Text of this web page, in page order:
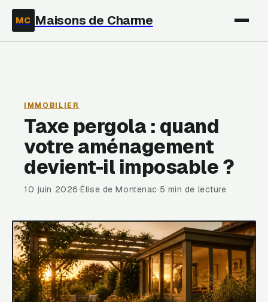
MC Maisons de Charme
IMMOBILIER
Taxe pergola : quand
votre aménagement
devient-il imposable ?
10 juin 2026·Élise de Montenac·5 min de lecture